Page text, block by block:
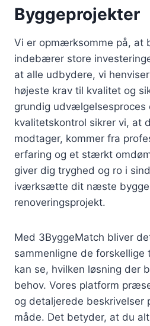
Byggeprojekter
Vi er opmærksomme på, at
indebærer store
at alle udbydere, vi
højeste krav til kvalitet og
grundig udvælgelsesproces
kvalitetskontrol sikrer vi, at
modtager, kommer fra
erfaring og et stærkt
giver dig tryghed og ro i
iværksætte dit næste
renoveringsprojekt.
Med 3ByggeMatch bliver
sammenligne de
kan se, hvilken løsning der
behov. Vores platform
og detaljerede beskrivelser
måde. Det betyder, at du